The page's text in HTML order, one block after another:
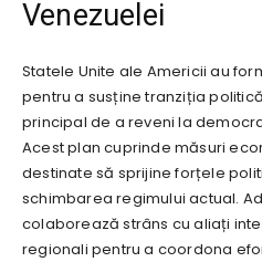
Venezuelei
Statele Unite ale Americii au
pentru a susține tranziția
principal de a reveni la
Acest plan cuprinde măsuri
destinate să sprijine forțele
schimbarea regimului actual.
colaborează strâns cu aliați
regionali pentru a coordona